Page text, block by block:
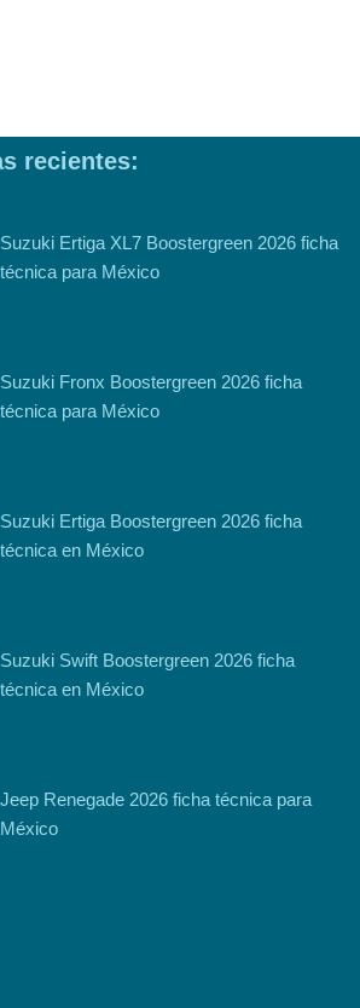
recientes:
Suzuki Ertiga XL7 Boostergreen 2026 ficha
técnica para México
Suzuki Fronx Boostergreen 2026 ficha
técnica para México
Suzuki Ertiga Boostergreen 2026 ficha
técnica en México
Suzuki Swift Boostergreen 2026 ficha
técnica en México
Jeep Renegade 2026 ficha técnica para
México